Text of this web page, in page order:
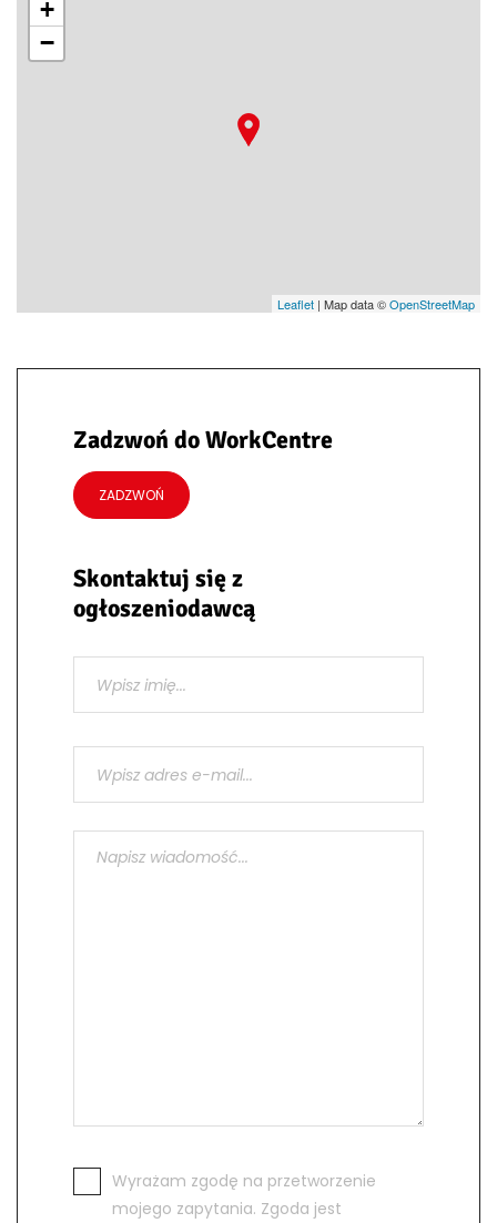
+
−
Leaflet | Map data ©OpenStreetMap
Zadzwoń do WorkCentre
ZADZWOŃ
Skontaktuj się z
ogłoszeniodawcą
Wyrażam zgodę na przetworzenie
mojego zapytania. Zgoda jest